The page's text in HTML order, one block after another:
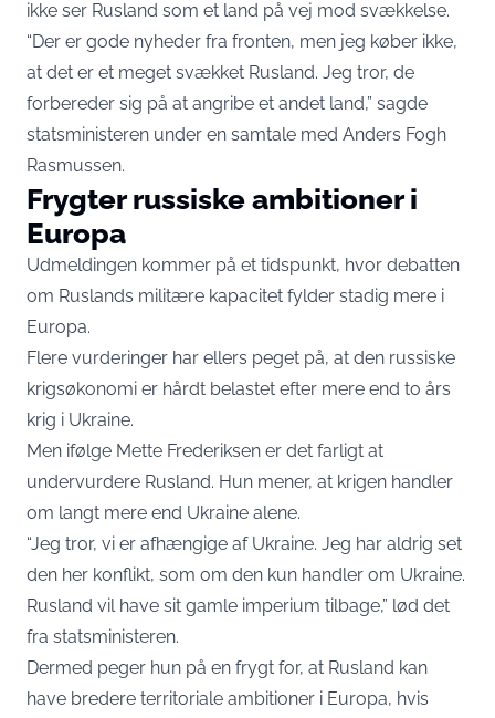
ikke ser Rusland som et land på vej mod svækkelse.
“Der er gode nyheder fra fronten, men jeg køber ikke,
at det er et meget svækket Rusland. Jeg tror, de
forbereder sig på at angribe et andet land,” sagde
statsministeren under en samtale med Anders Fogh
Rasmussen.
Frygter russiske ambitioner i
Europa
Udmeldingen kommer på et tidspunkt, hvor debatten
om Ruslands militære kapacitet fylder stadig mere i
Europa.
Flere vurderinger har ellers peget på, at den russiske
krigsøkonomi er hårdt belastet efter mere end to års
krig i Ukraine.
Men ifølge Mette Frederiksen er det farligt at
undervurdere Rusland. Hun mener, at krigen handler
om langt mere end Ukraine alene.
“Jeg tror, vi er afhængige af Ukraine. Jeg har aldrig set
den her konflikt, som om den kun handler om Ukraine.
Rusland vil have sit gamle imperium tilbage,” lød det
fra statsministeren.
Dermed peger hun på en frygt for, at Rusland kan
have bredere territoriale ambitioner i Europa, hvis